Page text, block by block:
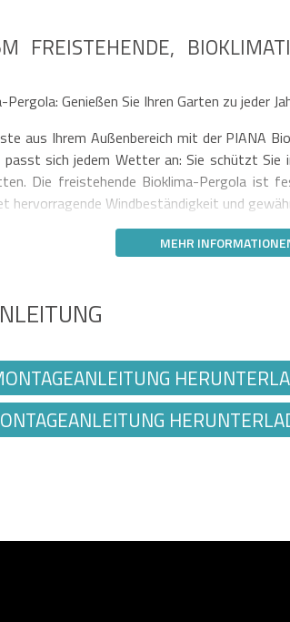
FREISTEHENDE,
Genießen Sie Ihren Garten zu jeder
aus Ihrem Außenbereich mit der PIANA
passt sich jedem Wetter an: Sie schützt
Die freistehende Bioklima-Pergola ist
hervorragende Windbeständigkeit und
MEHR